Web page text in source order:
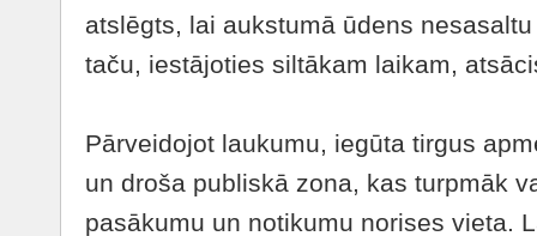
atslēgts, lai aukstumā ūdens
taču, iestājoties siltākam laikam,
Pārveidojot laukumu, iegūta tirgus
un droša publiskā zona, kas turpmāk
pasākumu un notikumu norises vieta.